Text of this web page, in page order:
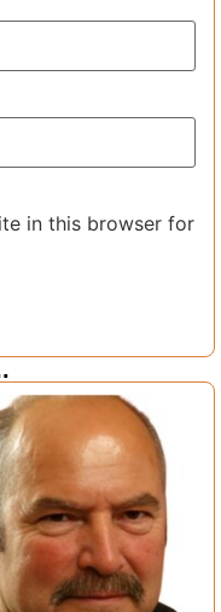
in this browser for